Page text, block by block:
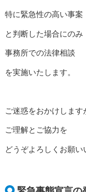
特に緊急性の高い事案
と判断した場合にのみ
事務所での法律相談
を実施いたします。
ご迷惑をおかけします
ご理解とご協力を
どうぞよろしくお願い